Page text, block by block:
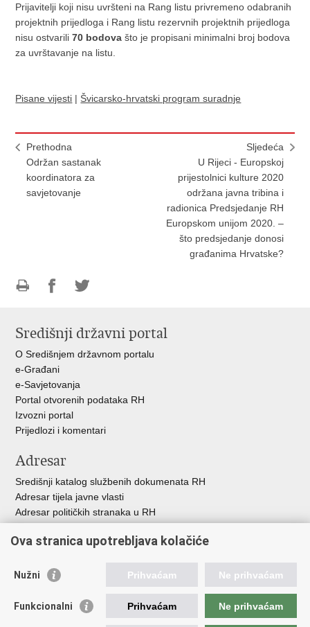
Prijavitelji koji nisu uvršteni na Rang listu privremeno odabranih
projektnih prijedloga i Rang listu rezervnih projektnih prijedloga
nisu ostvarili70 bodova što je propisani minimalni broj bodova
za uvrštavanje na listu.
Pisane vijesti | Švicarsko-hrvatski program suradnje
Prethodna
Održan sastanak
koordinatora za
savjetovanje
Sljedeća
U Rijeci - Europskoj
prijestolnici kulture 2020
održana javna tribina i
radionica Predsjedanje RH
Europskom unijom 2020. –
što predsjedanje donosi
građanima Hrvatske?
FacebookuTwitteru
Središnji državni portal
O Središnjem državnom portalu
e-Građani
e-Savjetovanja
Portal otvorenih podataka RH
Izvozni portal
Prijedlozi i komentari
Adresar
Središnji katalog službenih dokumenata RH
Adresar tijela javne vlasti
Adresar političkih stranaka u RH
Besplatni telefoni javne uprave
Važne poveznice
Vlada Republike Hrvatske
Ova stranica upotrebljava kolačiće
Nužni Prihvaćam Ne prihvaćam
Funkcionalni Prihvaćam Ne prihvaćam